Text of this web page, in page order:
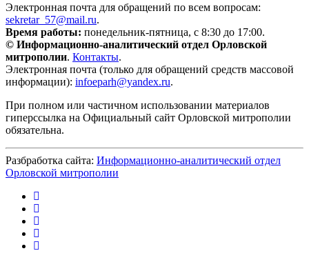
Электронная почта для обращений по всем вопросам:
sekretar_57@mail.ru.
Время работы: понедельник-пятница, с 8:30 до 17:00.
© Информационно-аналитический отдел Орловской
митрополии. Контакты.
Электронная почта (только для обращений средств массовой
информации): infoeparh@yandex.ru.
При полном или частичном использовании материалов
гиперссылка на Официальный сайт Орловской митрополии
обязательна.
Разбработка сайта: Информационно-аналитический отдел
Орловской митрополии